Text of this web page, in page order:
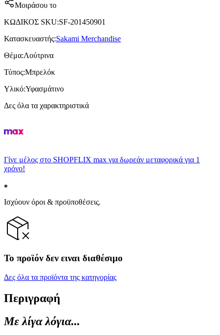
Μοιράσου το
ΚΩΔΙΚΟΣ SKU:SF-201450901
Κατασκευαστής:Sakami Merchandise
Θέμα:Λούτρινα
Τύπος:Μπρελόκ
Υλικό:Υφασμάτινο
Δες όλα τα χαρακτηριστικά
Γίνε μέλος στο SHOPFLIX max για δωρεάν μεταφορικά για 1
χρόνο!
Ισχύουν όροι & προϋποθέσεις.
Το προϊόν δεν ειναι διαθέσιμο
Δες όλα τα προϊόντα της κατηγορίας
Περιγραφή
Με λίγα λόγια...